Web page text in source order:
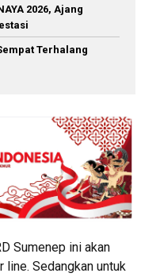
2026, Ajang
Terhalang
Sumenep ini akan
line. Sedangkan untuk